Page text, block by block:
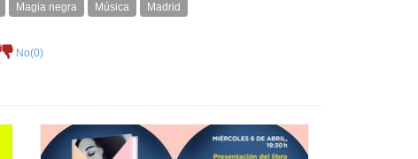
Magia negra Música Madrid
No(0)